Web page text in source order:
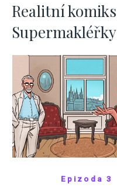
Realitní komiks
Supermakléřky
Epizoda 3